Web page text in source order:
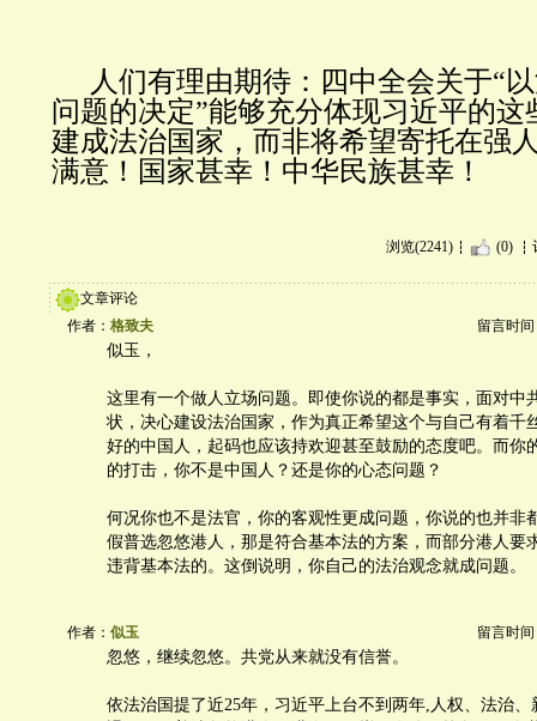
人们有理由期待：四中全会关于“
问题的决定”能够充分体现习近平的
建成法治国家，而非将希望寄托在强
满意！国家甚幸！中华民族甚幸！
浏览(2241) (0)
文章评论
作者： 格致夫 留言时间
似玉，
这里有一个做人立场问题。即使你说的都是事实，面对中
状，决心建设法治国家，作为真正希望这个与自己有着千
好的中国人，起码也应该持欢迎甚至鼓励的态度吧。而你
的打击，你不是中国人？还是你的心态问题？
何况你也不是法官，你的客观性更成问题，你说的也并非
假普选忽悠港人，那是符合基本法的方案，而部分港人要
违背基本法的。这倒说明，你自己的法治观念就成问题。
作者： 似玉 留言时间
忽悠，继续忽悠。共党从来就没有信誉。
依法治国提了近25年，习近平上台不到两年,人权、法治